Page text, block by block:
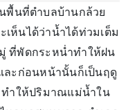
พื้นที่ตำบลบ้านกล้วย
ห็นได้ว่านํ้าได้ท่วมเต็ม
ที่พัดกระหนํ่าทำให้ฝน
ละก่อนหน้านั้นก็เป็นฤดู
ทำให้ปริมาณแม่นํ้าใน